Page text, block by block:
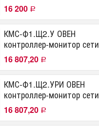
16 200 Р
КМС-Ф1.Щ2.У ОВЕН
контроллер-монитор сети
16 807,20 Р
КМС-Ф1.Щ2.УРИ ОВЕН
контроллер-монитор сети
16 807,20 Р